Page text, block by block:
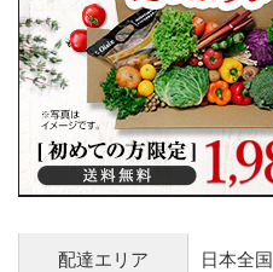
配達エリア 日本全国